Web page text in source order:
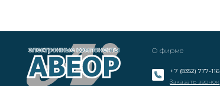
О фирме
+ 7 (8352) 777-116
Заказать звонок